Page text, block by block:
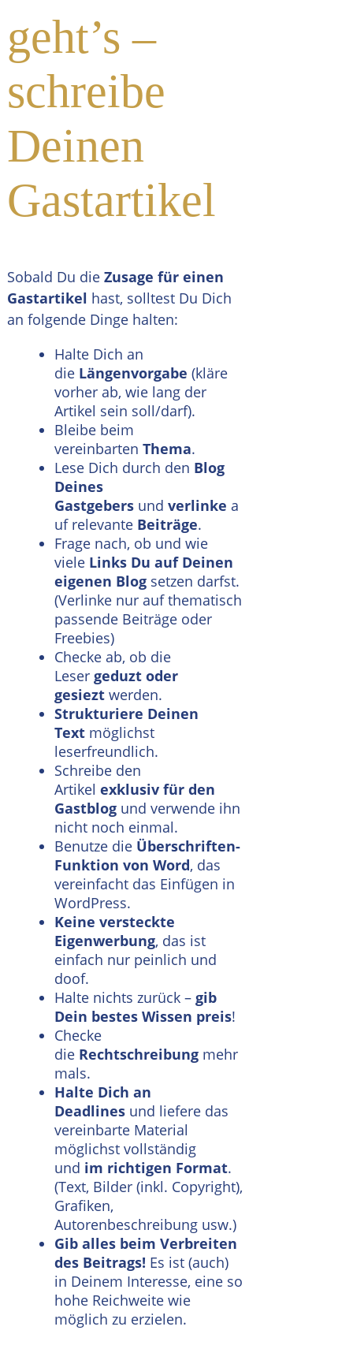
geht’s –
schreibe
Deinen
Gastartikel
Sobald Du die Zusage für einen
Gastartikel hast, solltest Du Dich
an folgende Dinge halten:
Halte Dich an
die Längenvorgabe (kläre
vorher ab, wie lang der
Artikel sein soll/darf).
Bleibe beim
vereinbarten Thema.
Lese Dich durch den Blog
Deines
Gastgebers und verlinke a
uf relevante Beiträge.
Frage nach, ob und wie
viele Links Du auf Deinen
eigenen Blog setzen darfst.
(Verlinke nur auf thematisch
passende Beiträge oder
Freebies)
Checke ab, ob die
Leser geduzt oder
gesiezt werden.
Strukturiere Deinen
Text möglichst
leserfreundlich.
Schreibe den
Artikel exklusiv für den
Gastblog und verwende ihn
nicht noch einmal.
Benutze die Überschriften-
Funktion von Word, das
vereinfacht das Einfügen in
WordPress.
Keine versteckte
Eigenwerbung, das ist
einfach nur peinlich und
doof.
Halte nichts zurück – gib
Dein bestes Wissen preis!
Checke
die Rechtschreibung mehr
mals.
Halte Dich an
Deadlines und liefere das
vereinbarte Material
möglichst vollständig
und im richtigen Format.
(Text, Bilder (inkl. Copyright),
Grafiken,
Autorenbeschreibung usw.)
Gib alles beim Verbreiten
des Beitrags! Es ist (auch)
in Deinem Interesse, eine so
hohe Reichweite wie
möglich zu erzielen.